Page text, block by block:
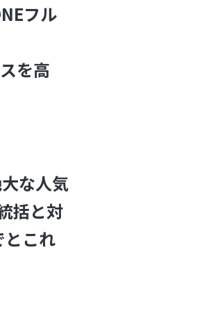
フル
を高
な人気
括と対
とこれ